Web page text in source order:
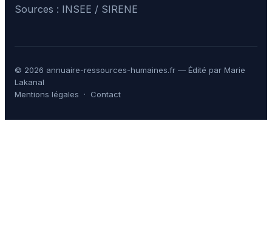
Sources : INSEE / SIRENE
© 2026 annuaire-ressources-humaines.fr — Édité par Marie
Lakanal
Mentions légales · Contact